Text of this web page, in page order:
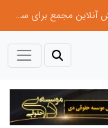
صورت‌های مالی سال ۱۴۰۴ کالبر در بوته رأی؛ پخش آنلاین مجمع برای سهامداران در سراسر کشور